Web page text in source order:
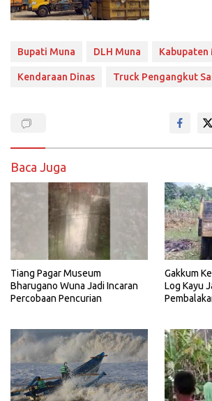
Bupati Muna DLH Muna Kabupaten
Kendaraan Dinas Truck Pengangkut
Baca Juga
Tiang Pagar Museum
Bharugano Wuna Jadi Incaran
Percobaan Pencurian
Gakkum
Log Kayu